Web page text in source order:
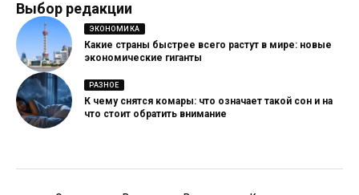
Выбор редакции
ЭКОНОМИКА
Какие страны быстрее всего растут в мире: новые
экономические гиганты
РАЗНОЕ
К чему снятся комары: что означает такой сон и на
что стоит обратить внимание